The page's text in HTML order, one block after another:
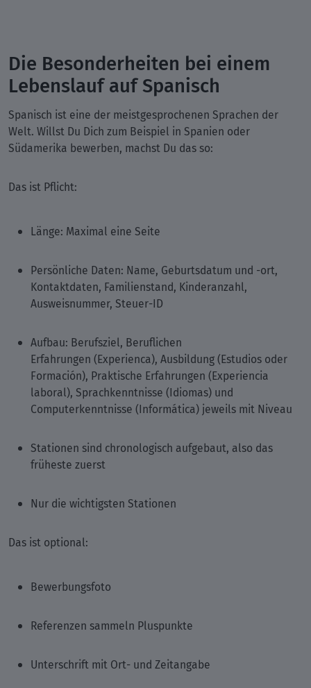
Die Besonderheiten bei einem
Lebenslauf auf Spanisch
Spanisch ist eine der meistgesprochenen Sprachen der
Welt. Willst Du Dich zum Beispiel in Spanien oder
Südamerika bewerben, machst Du das so:
Das ist Pflicht:
Länge: Maximal eine Seite
Persönliche Daten: Name, Geburtsdatum und -ort,
Kontaktdaten, Familienstand, Kinderanzahl,
Ausweisnummer, Steuer-ID
Aufbau: Berufsziel, Beruflichen
Erfahrungen (Experienca), Ausbildung (Estudios oder
Formación), Praktische Erfahrungen (Experiencia
laboral), Sprachkenntnisse (Idiomas) und
Computerkenntnisse (Informática) jeweils mit Niveau
Stationen sind chronologisch aufgebaut, also das
früheste zuerst
Nur die wichtigsten Stationen
Das ist optional:
Bewerbungsfoto
Referenzen sammeln Pluspunkte
Unterschrift mit Ort- und Zeitangabe